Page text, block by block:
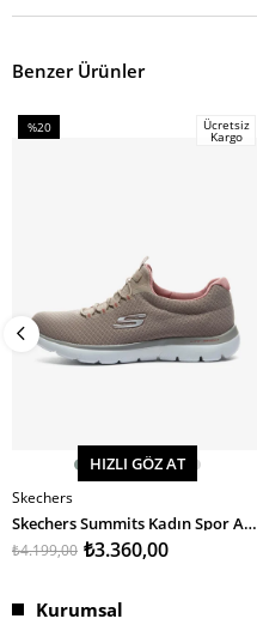
Benzer Ürünler
SEPETE EKLE
%20
Ücretsiz
Kargo
HIZLI GÖZ AT
Skechers
Skechers Summits Kadın Spor Ayakkabı
₺3.360,00
₺4.199,00
Kurumsal